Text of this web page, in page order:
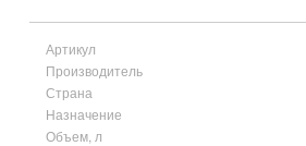
Артикул
Производитель
Страна
Назначение
Объем, л